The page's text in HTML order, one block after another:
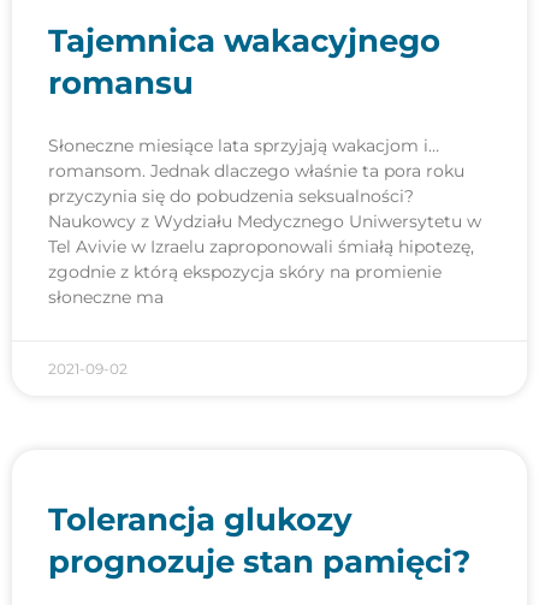
Tajemnica wakacyjnego
romansu
Słoneczne miesiące lata sprzyjają wakacjom i…
romansom. Jednak dlaczego właśnie ta pora roku
przyczynia się do pobudzenia seksualności?
Naukowcy z Wydziału Medycznego Uniwersytetu w
Tel Avivie w Izraelu zaproponowali śmiałą hipotezę,
zgodnie z którą ekspozycja skóry na promienie
słoneczne ma
2021-09-02
Tolerancja glukozy
prognozuje stan pamięci?